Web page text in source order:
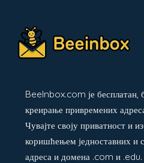
BeeInbox.com је бесплатан,
креирање привремених
Чувајте своју приватност и
коришћењем једноставних и
адреса и домена .com и .edu.